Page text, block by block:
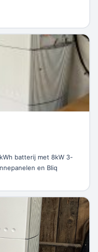
batterij met 8kW 3-
en Bliq